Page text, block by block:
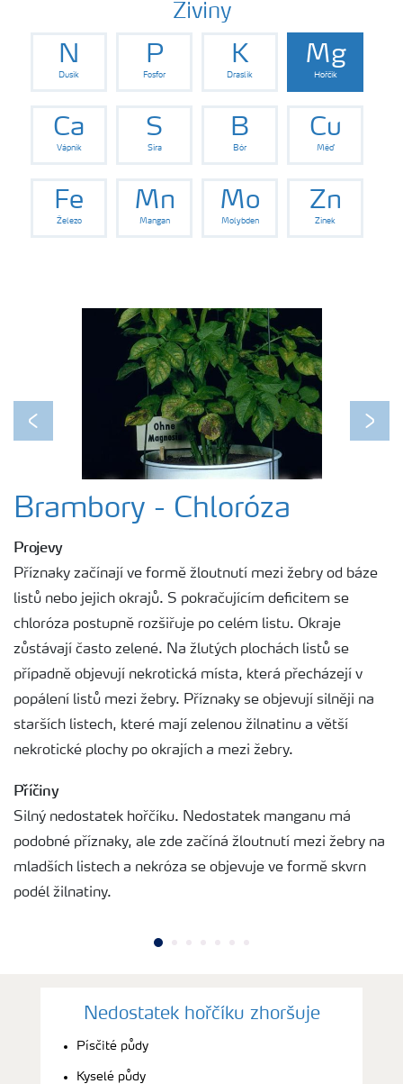
Bezpečnost hnojiv
Dokumenty
Živiny
N
Dusík
P
Fosfor
K
Draslík
Mg
Hořčík
Ca
Vápník
S
Síra
B
Bór
Cu
Měď
Fe
Železo
Mn
Mangan
Mo
Molybden
Zn
Zinek
Previous Next
Brambory - Chloróza
Projevy
Příznaky začínají ve formě žloutnutí mezi žebry od báze
listů nebo jejich okrajů. S pokračujícím deficitem se
chloróza postupně rozšiřuje po celém listu. Okraje
zůstávají často zelené. Na žlutých plochách listů se
případně objevují nekrotická místa, která přecházejí v
popálení listů mezi žebry. Příznaky se objevují silněji na
starších listech, které mají zelenou žilnatinu a větší
nekrotické plochy po okrajích a mezi žebry.
Příčiny
Silný nedostatek hořčíku. Nedostatek manganu má
podobné příznaky, ale zde začíná žloutnutí mezi žebry na
mladších listech a nekróza se objevuje ve formě skvrn
podél žilnatiny.
Nedostatek hořčíku zhoršuje
Písčité půdy
Kyselé půdy